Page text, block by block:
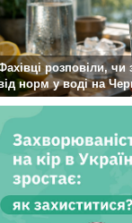
розповіли,
норм у воді на